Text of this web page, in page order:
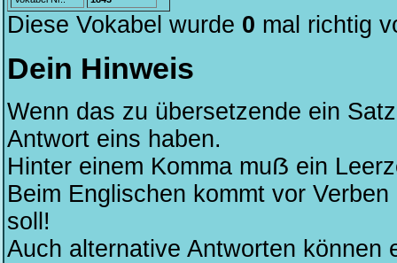
Diese Vokabel wurde 0 mal richtig
Dein Hinweis
Wenn das zu übersetzende ein
Antwort eins haben.
Hinter einem Komma muẞ ein
Beim Englischen kommt vor
soll!
Auch alternative Antworten können